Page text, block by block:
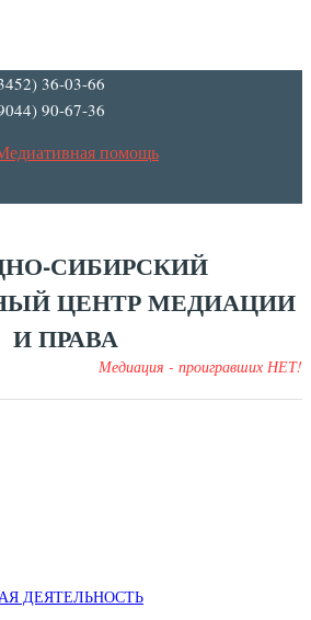
36-03-66
90-67-36
помощь
СИБИРСКИЙ
ЦЕНТР МЕДИАЦИИ
И ПРАВА
Медиация - проигравших НЕТ!
ДЕЯТЕЛЬНОСТЬ